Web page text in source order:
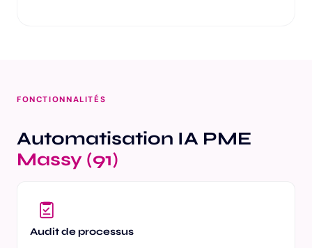
FONCTIONNALITÉS
Automatisation IA PME
Massy (91)
Audit de processus